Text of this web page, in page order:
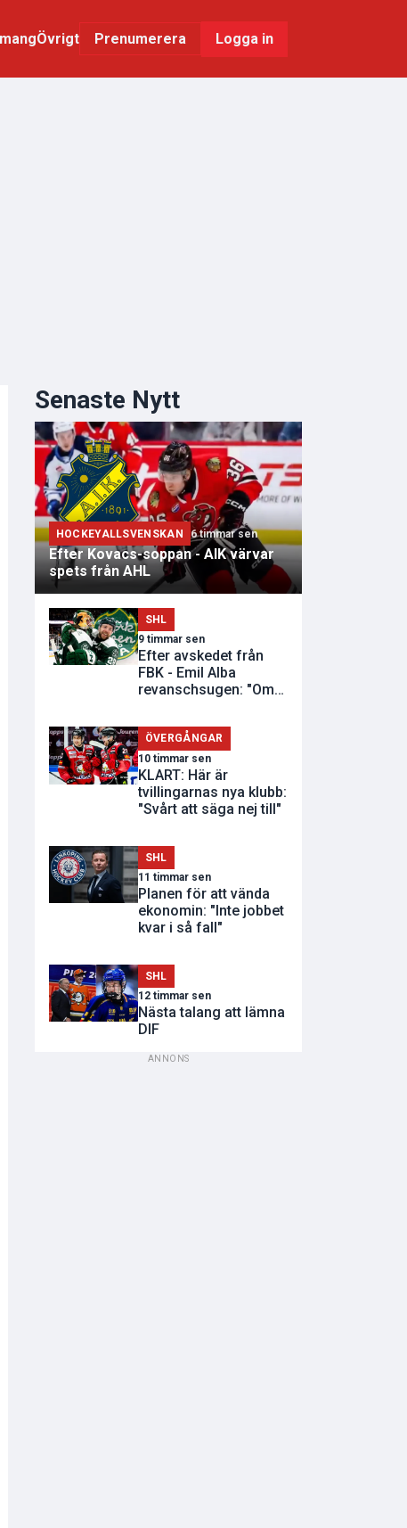
Övrigt Prenumerera Logga in
Senaste Nytt
HOCKEYALLSVENSKAN 6 timmar sen
Efter Kovacs-soppan - AIK värvar
spets från AHL
SHL
9 timmar sen
Efter avskedet från
FBK - Emil Alba
revanschsugen: "Om
ÖVERGÅNGAR
10 timmar sen
KLART: Här är
tvillingarnas nya klubb:
"Svårt att säga nej till"
SHL
11 timmar sen
Planen för att vända
ekonomin: "Inte jobbet
kvar i så fall"
SHL
12 timmar sen
Nästa talang att lämna
DIF
ANNONS